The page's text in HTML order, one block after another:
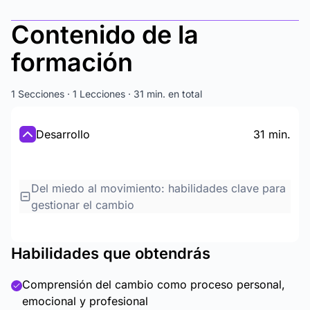
Contenido de la
formación
1 Secciones · 1 Lecciones · 31 min. en total
Desarrollo 31 min.
Del miedo al movimiento: habilidades clave para
gestionar el cambio
Habilidades que obtendrás
Comprensión del cambio como proceso personal,
emocional y profesional